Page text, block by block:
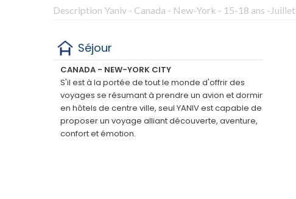
Description Yaniv - Canada - New-York - 15-18 ans -Juillet
Séjour
CANADA - NEW-YORK CITY
S'il est à la portée de tout le monde d'offrir des
voyages se résumant à prendre un avion et dormir
en hôtels de centre ville, seul YANIV est capable de
proposer un voyage alliant découverte, aventure,
confort et émotion.